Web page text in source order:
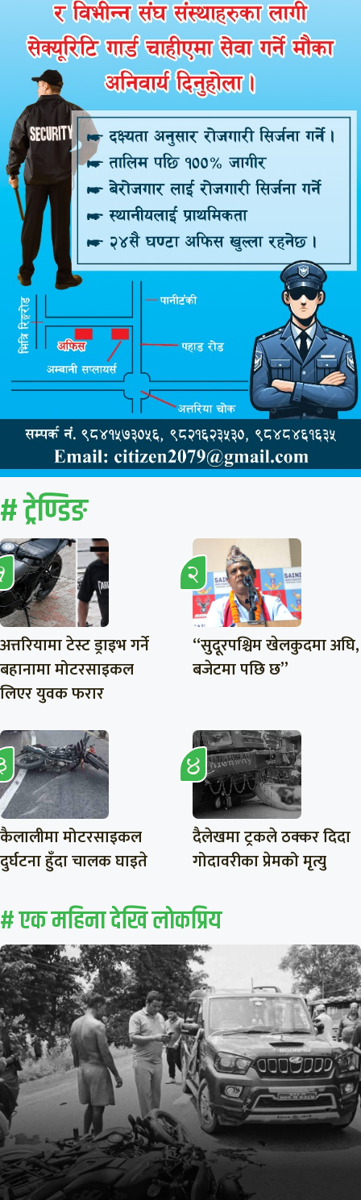
# ट्रेण्डिङ
अत्तरियामा टेस्ट ड्राइभ गर्ने
बहानामा मोटरसाइकल
लिएर युवक फरार
“सुदूरपश्चिम खेलकुदमा अघि,
बजेटमा पछि छ”
कैलालीमा मोटरसाइकल
दुर्घटना हुँदा चालक घाइते
दैलेखमा ट्रकले ठक्कर दिदा
गोदावरीका प्रेमको मृत्यु
# एक महिना देखि लाेकप्रिय